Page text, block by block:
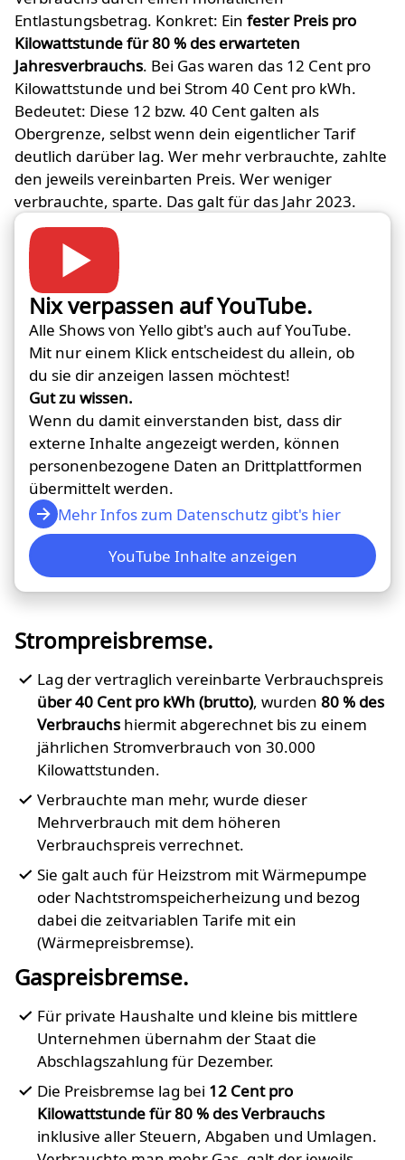
Entlastungsbetrag. Konkret: Ein fester Preis pro
Kilowattstunde für 80 % des erwarteten
Jahresverbrauchs. Bei Gas waren das 12 Cent pro
Kilowattstunde und bei Strom 40 Cent pro kWh.
Bedeutet: Diese 12 bzw. 40 Cent galten als
Obergrenze, selbst wenn dein eigentlicher Tarif
deutlich darüber lag. Wer mehr verbrauchte, zahlte
den jeweils vereinbarten Preis. Wer weniger
verbrauchte, sparte. Das galt für das Jahr 2023.
Nix verpassen auf YouTube.
Alle Shows von Yello gibt's auch auf YouTube.
Mit nur einem Klick entscheidest du allein, ob
du sie dir anzeigen lassen möchtest!
Gut zu wissen.
Wenn du damit einverstanden bist, dass dir
externe Inhalte angezeigt werden, können
personenbezogene Daten an Drittplattformen
übermittelt werden.
Mehr Infos zum Datenschutz gibt's hier
YouTube Inhalte anzeigen
Strompreisbremse.
Lag der vertraglich vereinbarte Verbrauchspreis
über 40 Cent pro kWh (brutto), wurden 80 % des
Verbrauchshiermit abgerechnet bis zu einem
jährlichen Stromverbrauch von 30.000
Kilowattstunden.
Verbrauchte man mehr, wurde dieser
Mehrverbrauch mit dem höheren
Verbrauchspreis verrechnet.
Sie galt auch für Heizstrom mit Wärmepumpe
oder Nachtstromspeicherheizung und bezog
dabei die zeitvariablen Tarife mit ein
(Wärmepreisbremse).
Gaspreisbremse.
Für private Haushalte und kleine bis mittlere
Unternehmen übernahm der Staat die
Abschlagszahlung für Dezember.
Die Preisbremse lag bei 12 Cent pro
Kilowattstunde für 80 % des Verbrauchs
inklusive aller Steuern, Abgaben und Umlagen.